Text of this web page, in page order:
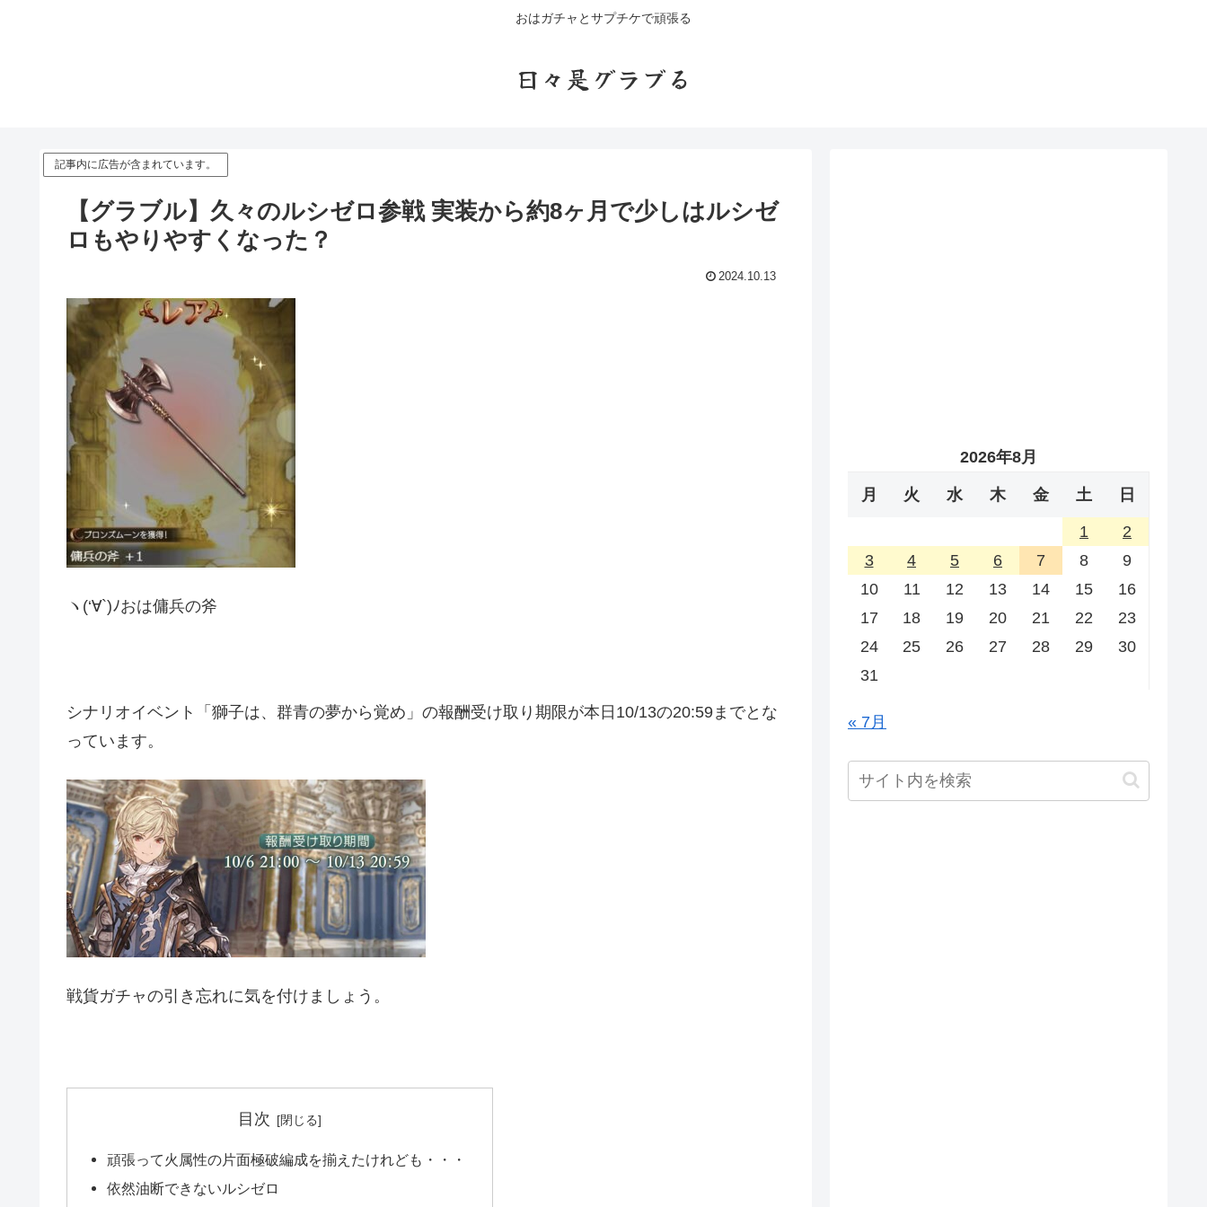
おはガチャとサプチケで頑張る
日々是グラブる
記事内に広告が含まれています。
【グラブル】久々のルシゼロ参戦 実装から約8ヶ月で少しはルシゼ
ロもやりやすくなった？
2024.10.13
ヽ(‘∀`)ﾉおは傭兵の斧
シナリオイベント「獅子は、群青の夢から覚め」の報酬受け取り期限が本日10/13の20:59までとな
っています。
戦貨ガチャの引き忘れに気を付けましょう。
目次
頑張って火属性の片面極破編成を揃えたけれども・・・
依然油断できないルシゼロ
2026年8月
月 火 水 木 金 土 日
1
2
3
4 5 6 7 8
9
10
11 12 13 14 15
16
17
18 19 20 21 22
23
24
25 26 27 28 29
30
31
« 7月